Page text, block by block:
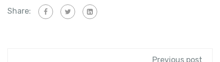
Share:
Previous post